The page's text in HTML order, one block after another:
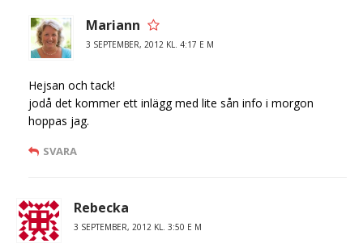
Mariann
3 SEPTEMBER, 2012 KL. 4:17 E M
Hejsan och tack!
jodå det kommer ett inlägg med lite sån info i morgon
hoppas jag.
SVARA
Rebecka
3 SEPTEMBER, 2012 KL. 3:50 E M